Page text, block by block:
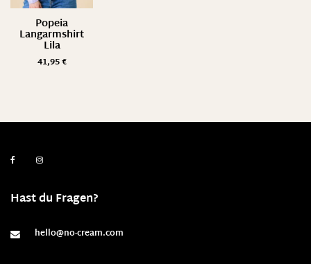
Popeia
Langarmshirt
Lila
41,95€
Hast du Fragen?
hello@no-cream.com